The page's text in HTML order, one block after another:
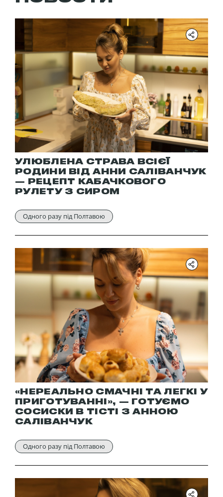
УЛЮБЛЕНА СТРАВА ВСІЄЇ
РОДИНИ ВІД АННИ САЛІВАНЧУК
— РЕЦЕПТ КАБАЧКОВОГО
РУЛЕТУ З СИРОМ
Одного разу під Полтавою
«НЕРЕАЛЬНО СМАЧНІ ТА ЛЕГКІ У
ПРИГОТУВАННІ», — ГОТУЄМО
СОСИСКИ В ТІСТІ З АННОЮ
САЛІВАНЧУК
Одного разу під Полтавою